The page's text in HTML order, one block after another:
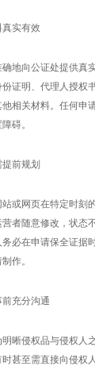
实有效
地向公证处提供真
证明、代理人授权
相关材料。任何申
碍。
前规划
或网页在特定时刻
者随意修改，状态
必在申请保全证据
作。
充分沟通
晰侵权品与侵权人
甚至需直接向侵权